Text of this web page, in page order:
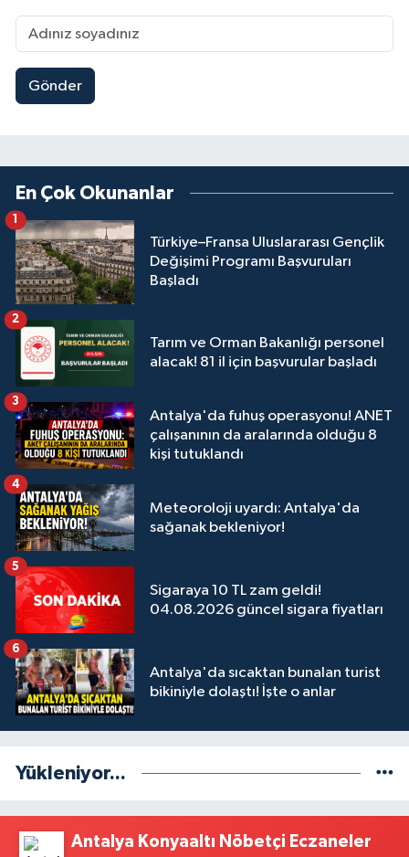
Gönder
En Çok Okunanlar
Türkiye–Fransa Uluslararası Gençlik
Değişimi Programı Başvuruları
Başladı
1
Tarım ve Orman Bakanlığı personel
alacak! 81 il için başvurular başladı
2
Antalya'da fuhuş operasyonu! ANET
çalışanının da aralarında olduğu 8
kişi tutuklandı
3
Meteoroloji uyardı: Antalya'da
sağanak bekleniyor!
4
Sigaraya 10 TL zam geldi!
04.08.2026 güncel sigara fiyatları
5
Antalya'da sıcaktan bunalan turist
bikiniyle dolaştı! İşte o anlar
6
Yükleniyor...
Antalya Konyaaltı Nöbetçi Eczaneler